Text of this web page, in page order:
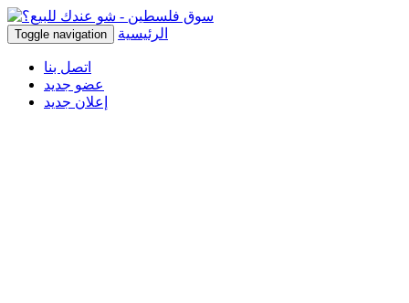
Toggle navigation الرئيسية
اتصل بنا
عضو جديد
إعلان جديد